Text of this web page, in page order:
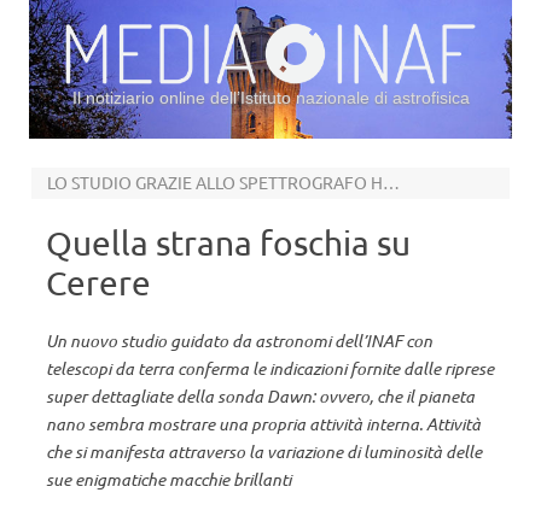
Il notiziario online dell’Istituto nazionale di astrofisica
LO STUDIO GRAZIE ALLO SPETTROGRAFO HARPS
Quella strana foschia su
Cerere
Un nuovo studio guidato da astronomi dell’INAF con
telescopi da terra conferma le indicazioni fornite dalle riprese
super dettagliate della sonda Dawn: ovvero, che il pianeta
nano sembra mostrare una propria attività interna. Attività
che si manifesta attraverso la variazione di luminosità delle
sue enigmatiche macchie brillanti